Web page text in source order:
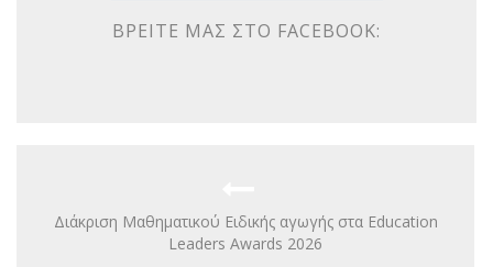
ΒΡΕΊΤΕ ΜΑΣ ΣΤΟ FACEBOOK:
Διάκριση Μαθηματικού Ειδικής αγωγής στα Education
Leaders Awards 2026